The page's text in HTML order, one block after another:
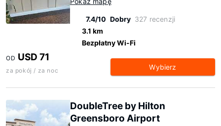
7.4/10 Dobry 327 recenzji
3.1 km
Bezpłatny Wi-Fi
OD USD 71
za pokój / za noc Wybierz
DoubleTree by Hilton
Greensboro Airport